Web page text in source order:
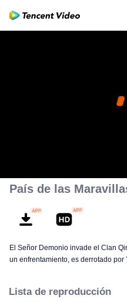
País de las
El Señor Demonio invade el Clan
un enfrentamiento, es derrotado por
misteriosa, An Yun, y se enreda en
Lista de reproducción